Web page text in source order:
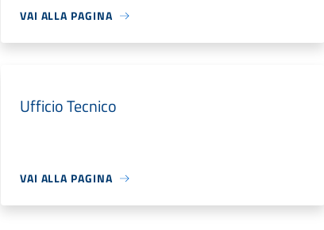
VAI ALLA PAGINA
Ufficio Tecnico
VAI ALLA PAGINA